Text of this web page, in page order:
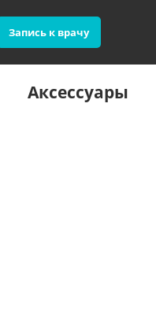
Запись к врачу
Аксессуары